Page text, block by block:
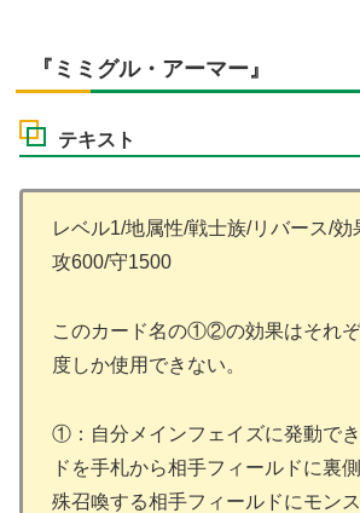
『ミミグル・アーマー』
テキスト
レベル1/地属性/戦士族/リバース/効
攻600/守1500
このカード名の①②の効果はそれ
度しか使用できない。
①：自分メインフェイズに発動で
ドを手札から相手フィールドに裏
殊召喚する相手フィールドにモン